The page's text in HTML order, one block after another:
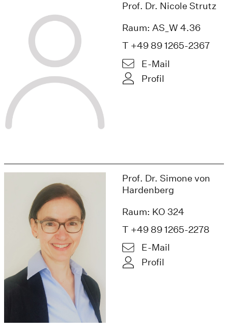
Prof. Dr. Nicole Strutz
Raum: AS_W 4.36
T +49 89 1265-2367
E-Mail
Profil
Prof. Dr. Simone von
Hardenberg
Raum: KO 324
T +49 89 1265-2278
E-Mail
Profil